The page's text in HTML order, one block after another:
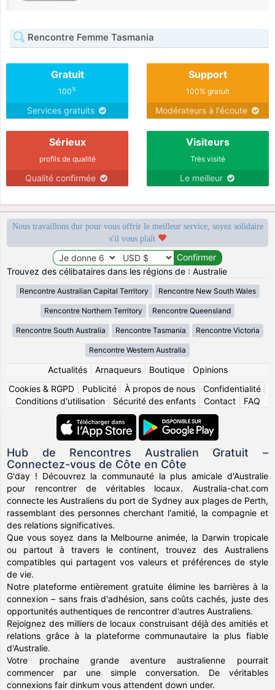
Rencontre Femme Tasmania
Gratuit
100%
Services gratuits
Support
100% gratuit
Modérateurs à l'écoute
Sérieux
profils de qualité
Qualité confirmée
Visiteurs
Très visité
Le meilleur
Nous travaillons dur pour vous offrir le meilleur service, soyez solidaire
s'il vous plaît
Trouvez des célibataires dans les régions de : Australie
Rencontre Australian Capital Territory Rencontre New South Wales
Rencontre Northern Territory Rencontre Queensland
Rencontre South Australia Rencontre Tasmania Rencontre Victoria
Rencontre Western Australia
Actualités| Arnaqueurs| Boutique| Opinions
Cookies & RGPD
Publicité À propos de nous Confidentialité
Conditions d'utilisation| Sécurité des enfants| Contact| FAQ
Hub de Rencontres Australien Gratuit –
Connectez-vous de Côte en Côte
G'day ! Découvrez la communauté la plus amicale d'Australie
pour rencontrer de véritables locaux. Australia-chat.com
connecte les Australiens du port de Sydney aux plages de Perth,
rassemblant des personnes cherchant l'amitié, la compagnie et
des relations significatives.
Que vous soyez dans la Melbourne animée, la Darwin tropicale
ou partout à travers le continent, trouvez des Australiens
compatibles qui partagent vos valeurs et préférences de style
de vie.
Notre plateforme entièrement gratuite élimine les barrières à la
connexion – sans frais d'adhésion, sans coûts cachés, juste des
opportunités authentiques de rencontrer d'autres Australiens.
Rejoignez des milliers de locaux construisant déjà des amitiés et
relations grâce à la plateforme communautaire la plus fiable
d'Australie.
Votre prochaine grande aventure australienne pourrait
commencer par une simple conversation. De véritables
connexions fair dinkum vous attendent down under.